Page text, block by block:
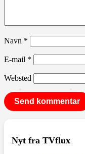
Navn *
E-mail *
Websted
Nyt fra TVflux